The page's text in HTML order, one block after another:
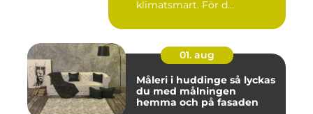
klimatsmart. För d...
01. aug
Måleri i huddinge så lyckas
du med målningen
hemma och på fasaden